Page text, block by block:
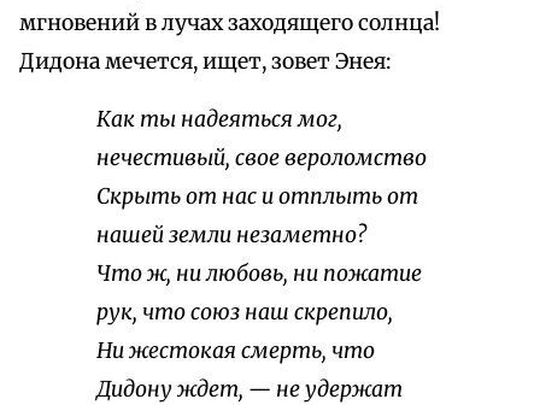
мгновений в лучах заходящего солнца!
Дидона мечется, ищет, зовет Энея:
Как ты надеяться мог,
нечестивый, свое вероломство
Скрыть от нас и отплыть от
нашей земли незаметно?
Что ж, ни любовь, ни пожатие
рук, что союз наш скрепило,
Ни жестокая смерть, что
Дидону ждет, — не удержат